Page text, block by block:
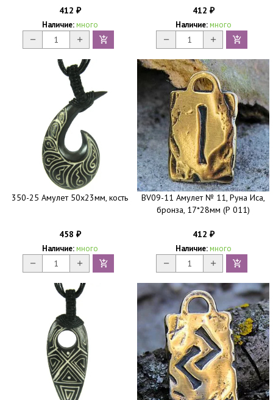
412 ₽
Наличие: много
412 ₽
Наличие: много
350-25 Амулет 50х23мм, кость
458 ₽
Наличие: много
BV09-11 Амулет № 11, Руна Иса,
бронза, 17*28мм (Р 011)
412 ₽
Наличие: много